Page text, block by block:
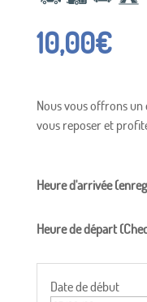
10,00€
Nous vous offrons
vous reposer et
Heure d'arrivée
Heure de départ
Date de début